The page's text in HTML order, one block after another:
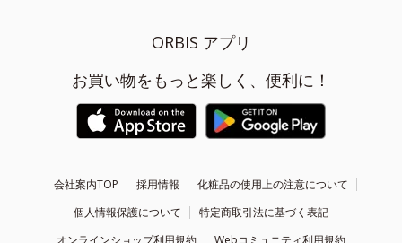
ORBIS アプリ
お買い物をもっと楽しく、便利に！
会社案内TOP 採用情報
化粧品の使用上の注意について
個人情報保護について
特定商取引法に基づく表記